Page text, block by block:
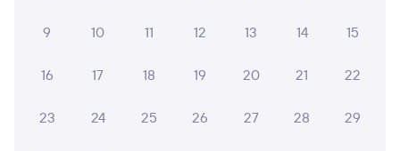
Вокзал Уфа
9 10 11 12 13 14 15
16 17 18 19 20 21 22
23 24 25 26 27 28 29